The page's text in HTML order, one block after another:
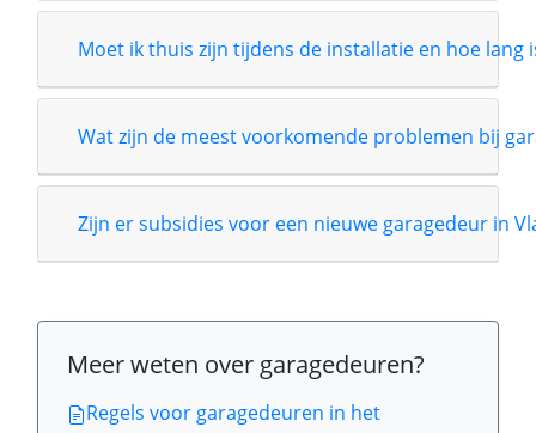
Moet ik thuis zijn tijdens de installatie en hoe lang
Wat zijn de meest voorkomende problemen bij
Zijn er subsidies voor een nieuwe garagedeur in
Meer weten over garagedeuren?
Regels voor garagedeuren in het